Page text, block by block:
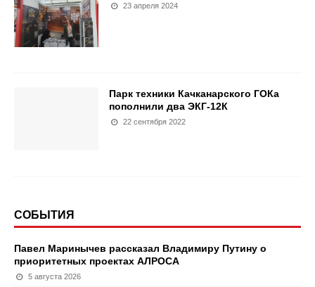
23 апреля 2024
Парк техники Качканарского ГОКа
пополнили два ЭКГ-12К
22 сентября 2022
СОБЫТИЯ
Павел Маринычев рассказал Владимиру Путину о
приоритетных проектах АЛРОСА
5 августа 2026